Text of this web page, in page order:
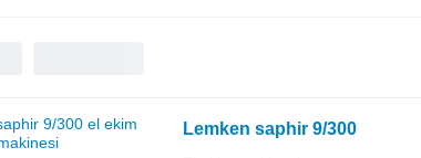
Lemken saphir 9/300